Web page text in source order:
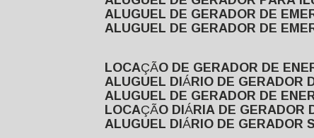
ALUGUEL DE GERADOR DE
ALUGUEL DE GERADOR DE
LOCAÇÃO DE GERADOR DE
ALUGUEL DIÁRIO DE GERADOR
ALUGUEL DE GERADOR DE
LOCAÇÃO DIÁRIA DE GERADOR
ALUGUEL DIÁRIO DE GERADOR